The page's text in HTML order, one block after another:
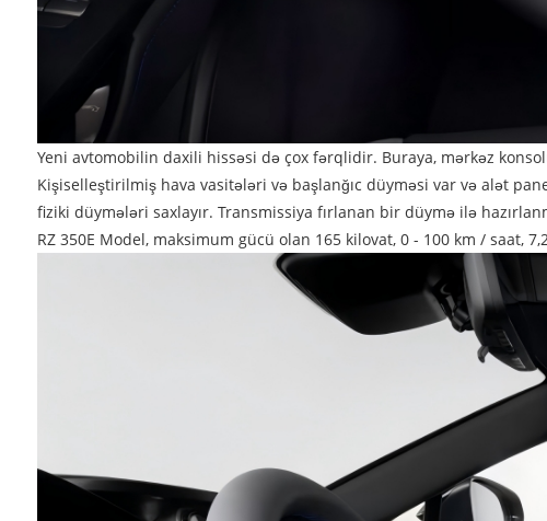
Yeni avtomobilin daxili hissəsi də çox fərqlidir. Buraya, mərkəz
Kişiselleştirilmiş hava vasitələri və başlanğıc düyməsi var və alət
fiziki düymələri saxlayır. Transmissiya fırlanan bir düymə ilə
RZ 350E Model, maksimum gücü olan 165 kilovat, 0 - 100 km /